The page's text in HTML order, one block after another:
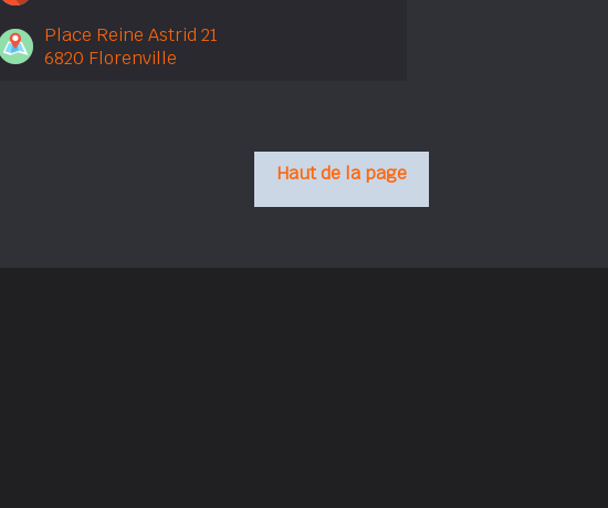
Place Reine Astrid 21
6820 Florenville
Haut de la page